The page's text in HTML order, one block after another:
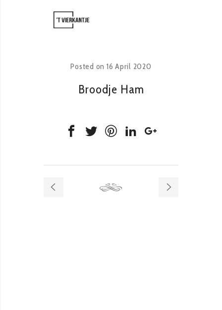
Posted on 16 April 2020
Broodje Ham